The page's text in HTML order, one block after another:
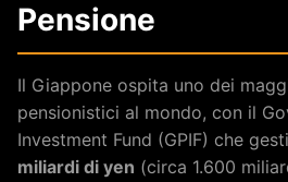
Pensione
Il Giappone ospita uno dei
pensionistici al mondo, con il
Investment Fund (GPIF) che
miliardi di yen (circa 1.600